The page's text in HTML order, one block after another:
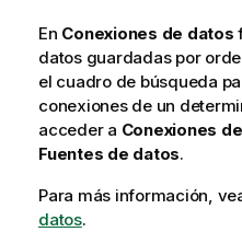
En Conexiones de datos
datos guardadas por
el cuadro de búsqueda
conexiones de un
acceder a Conexiones
Fuentes de datos.
Para más información,
datos.